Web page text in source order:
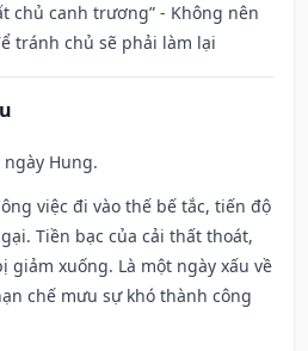
chủ canh trương” - Không nên
tránh chủ sẽ phải làm lại
Hung.
việc đi vào thế bế tắc, tiến độ
Tiền bạc của cải thất thoát,
giảm xuống. Là một ngày xấu về
chế mưu sự khó thành công